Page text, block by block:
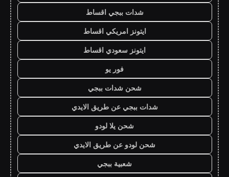
شدات ببجي اقساط
ايتونز امريكي اقساط
ايتونز سعودي اقساط
فور يو
شحن شدات ببجي
شدات ببجي عن طريق الايدي
شحن يلا لودو
شحن لودو عن طريق الايدي
شعبية ببجي